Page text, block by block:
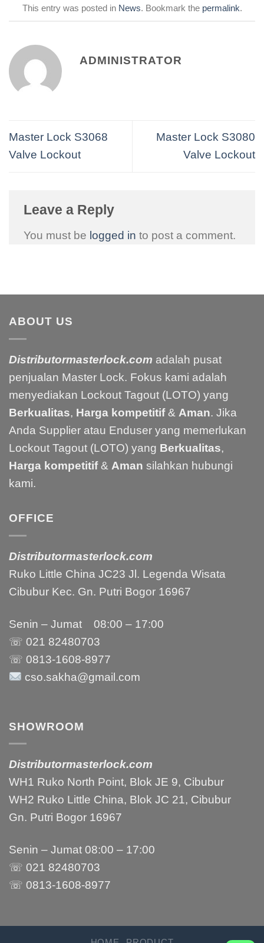
This entry was posted in News. Bookmark the permalink.
ADMINISTRATOR
Master Lock S3068
Valve Lockout
Master Lock S3080
Valve Lockout
Leave a Reply
You must be logged in to post a comment.
ABOUT US
Distributormasterlock.com adalah pusat
penjualan Master Lock. Fokus kami adalah
menyediakan Lockout Tagout (LOTO) yang
Berkualitas, Harga kompetitif& Aman. Jika
Anda Supplier atau Enduser yang memerlukan
Lockout Tagout (LOTO) yang Berkualitas,
Harga kompetitif& Aman silahkan hubungi
kami.
OFFICE
Distributormasterlock.com
Ruko Little China JC23 Jl. Legenda Wisata
Cibubur Kec. Gn. Putri Bogor 16967
Senin – Jumat 08:00 – 17:00
☏ 021 82480703
☏ 0813-1608-8977
cso.sakha@gmail.com
SHOWROOM
Distributormasterlock.com
WH1 Ruko North Point, Blok JE 9, Cibubur
WH2 Ruko Little China, Blok JC 21, Cibubur
Gn. Putri Bogor 16967
Senin – Jumat 08:00 – 17:00
☏ 021 82480703
☏ 0813-1608-8977